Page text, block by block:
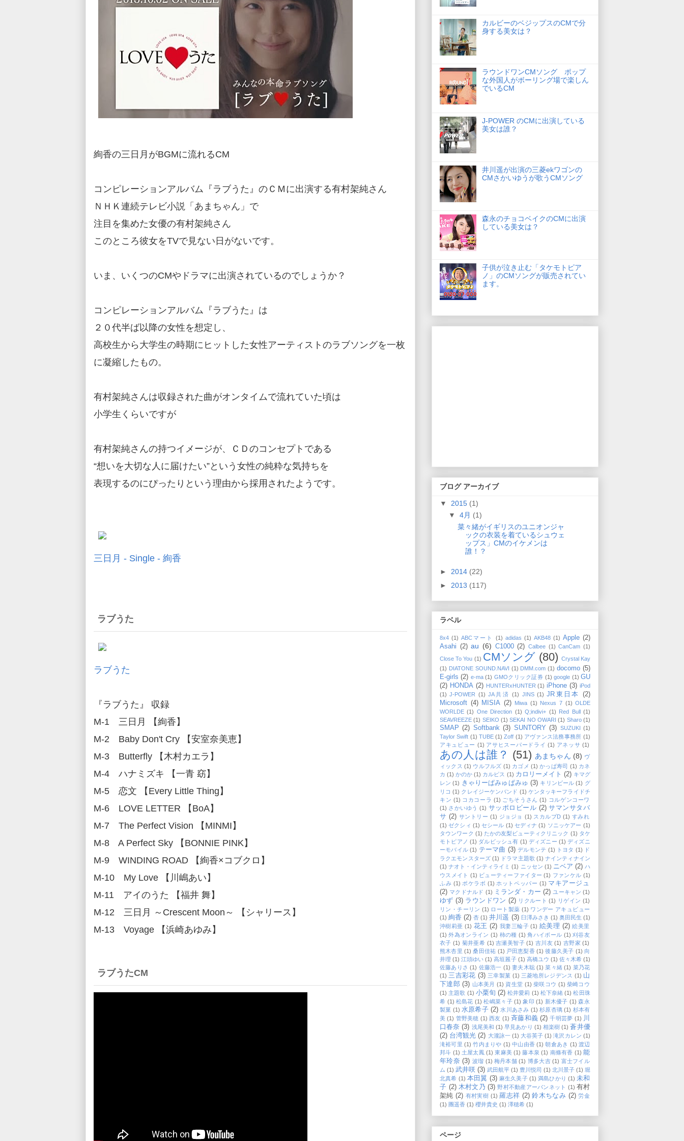
絢香の三日月がBGMに流れるCM
コンピレーションアルバム『ラブうた』のＣＭに出演する有村架純さん
ＮＨＫ連続テレビ小説「あまちゃん」で
注目を集めた女優の有村架純さん
このところ彼女をTVで見ない日がないです。
いま、いくつのCMやドラマに出演されているのでしょうか？
コンピレーションアルバム『ラブうた』は
２０代半ば以降の女性を想定し、
高校生から大学生の時期にヒットした女性アーティストのラブソングを一枚
に凝縮したもの。
有村架純さんは収録された曲がオンタイムで流れていた頃は
小学生くらいですが
有村架純さんの持つイメージが、ＣＤのコンセプトである
“想いを大切な人に届けたい”という女性の純粋な気持ちを
表現するのにぴったりという理由から採用されたようです。
三日月 - Single - 絢香
ラブうた
ラブうた
『ラブうた』 収録
M-1 三日月 【絢香】
M-2 Baby Don't Cry 【安室奈美恵】
M-3 Butterfly 【木村カエラ】
M-4 ハナミズキ 【一青 窈】
M-5 恋文 【Every Little Thing】
M-6 LOVE LETTER 【BoA】
M-7 The Perfect Vision 【MINMI】
M-8 A Perfect Sky 【BONNIE PINK】
M-9 WINDING ROAD 【絢香×コブクロ】
M-10 My Love 【川嶋あい】
M-11 アイのうた 【福井 舞】
M-12 三日月 ～Crescent Moon～ 【シャリース】
M-13 Voyage 【浜崎あゆみ】
ラブうたCM
カルビーのベジップスのCMで分
身する美女は？
ラウンドワンCMソング ポップ
な外国人がボーリング場で楽しん
でいるCM
J-POWER のCMに出演している
美女は誰？
井川遥が出演の三菱ekワゴンの
CMさかいゆうが歌うCMソング
森永のチョコベイクのCMに出演
している美女は？
子供が泣き止む「タケモトピア
ノ」のCMソングが販売されてい
ます。
ブログ アーカイブ
▼ 2015 (1)
▼ 4月 (1)
菜々緒がイギリスのユニオンジャ
ックの衣装を着ているシュウェ
ップス」CMのイケメンは
誰！？
► 2014 (22)
► 2013 (117)
ラベル
8x4 (1) ABCマート (1) adidas (1) AKB48 (1) Apple (2)
Asahi (2) au (6) C1000 (2) Calbee (1) CanCam (1)
Close To You (1) CMソング (80) Crystal Kay
(1) DIATONE SOUND.NAVI (1) DMM.com (1) docomo (5)
E-girls (2) e-ma (1) GMOクリック証券 (1) google (1) GU
(2) HONDA (2) HUNTERxHUNTER (1) iPhone (3) iPod
(1) J-POWER (1) JA共済 (1) JINS (1) JR東日本
(2)
Microsoft (4) MISIA (2) Miwa (1) Nexus 7 (1) OLDE
WORLDE (1) One Direction (1) Q;indivi+ (1) Red Bull (1)
SEAVREEZE (1) SEIKO (1) SEKAI NO OWARI (1) Sharo (1)
SMAP (2) Softbank (3) SUNTORY (3) SUZUKI (1)
Taylor Swift (1) TUBE (1) Zoff (1) アヴァンス法務事務所 (1)
アキュビュー (1) アサヒスーパードライ (1) アネッサ (1)
あの人は誰？ (51) あまちゃん (8) ヴ
ィックス (1) ウルフルズ (1) カゴメ (1) かっぱ寿司 (1) カネ
カ (1) かのか (1) カルピス (1) カロリーメイト (2) キマグ
レン (1) きゃりーぱみゅぱみゅ (3) キリンビール (1) グ
リコ (1) クレイジーケンバンド (1) ケンタッキーフライドチ
キン (1) コカコーラ (1) ごちそうさん (1) コルゲンコーワ
(1) さかいゆう (1) サッポロビール (2) サマンサタバ
サ (2) サントリー (1) ジョジョ (1) スカルプD (1) すみれ
(1) ゼクシィ (1) セシール (1) セディナ (1) ソニッケアー (1)
タウンワーク (1) たかの友梨ビューティクリニック (1) タケ
モトピアノ (1) ダルビッシュ有 (1) ディズニー (1) ディズニ
ーモバイル (1) テーマ曲 (3) デルモンテ (1) トヨタ (1)
ド
ラクエモンスターズ (1) ドラマ主題歌 (1) ナインティナイン
(1) ナオト・インティライミ (1) ニッセン (1) ニベア (2) ハ
ウスメイト (1) ビューティーファイター (1) ファンケル (1)
ふみ (1) ポケラボ (1) ホットペッパー (1) マキアージュ
(2) マクドナルド (1) ミランダ・カー (2) ユーキャン (1)
ゆず (3) ラウンドワン (2) リクルート (1) リゲイン (1)
リン・チーリン (1) ロート製薬 (1) ワンデー アキュビュー
(1) 絢香 (2) 杏 (1) 井川遥 (3) 臼澤みさき (1) 奥田民生 (1)
沖樹莉亜 (1) 花王 (2) 我妻三輪子 (1) 絵美理 (2) 絵美里
(1) 外為オンライン (1) 柿の種 (1) 角ハイボール (1) 刈谷友
衣子 (1) 菊井亜希 (1) 吉瀬美智子 (1) 吉川友 (1) 吉野家 (1)
熊木杏里 (1) 桑田佳祐 (1) 戸田恵梨香 (1) 後藤久美子 (1) 向
井理 (1) 江頭ゆい (1) 高垣麗子 (1) 高橋ユウ (1) 佐々木希 (1)
佐藤ありさ (1) 佐藤浩一 (1) 妻夫木聡 (1) 菜々緒 (1) 菜乃花
(1) 三吉彩花 (3) 三幸製菓 (1) 三菱地所レジデンス (1) 山
下達郎 (3) 山本美月 (1) 資生堂 (1) 柴咲コウ (1) 柴崎コウ
(1) 主題歌 (1) 小栗旬 (2) 松井愛莉 (1) 松下奈緒 (1) 松田珠
希 (1) 松島花 (1) 松嶋菜々子 (1) 象印 (1) 新木優子 (1) 森永
製菓 (1) 水原希子 (2) 水川あさみ (1) 杉原杏璃 (1) 杉本有
美 (1) 菅野美穂 (1) 西友 (1) 斉藤和義 (2) 千明芸夢 (1) 川
口春奈 (3) 浅尾美和 (1) 早見あかり (1) 相楽樹 (1) 蒼井優
(2) 台湾観光 (2) 大瀧詠一 (1) 大谷英子 (1) 滝沢カレン (1)
滝裕可里 (1) 竹内まりや (1) 中山由香 (1) 朝倉あき (1) 渡辺
邦斗 (1) 土屋太鳳 (1) 東麻美 (1) 藤本泉 (1) 南條有香 (1) 能
年玲奈 (3) 波瑠 (1) 梅丹本舗 (1) 博多大吉 (1) 富士フイル
ム (1) 武井咲 (3) 武田航平 (1) 豊川悦司 (1) 北川景子 (1) 堀
北真希 (1) 本田翼 (3) 麻生久美子 (1) 満島ひかり (1) 未和
子 (2) 木村文乃 (3) 野村不動産アーバンネット (1) 有村
架純 (2) 有村実樹 (1) 羅志祥 (2) 鈴木ちなみ (2) 労金
(1) 團遥香 (1) 櫻井貴史 (1) 澤穂希 (1)
ページ